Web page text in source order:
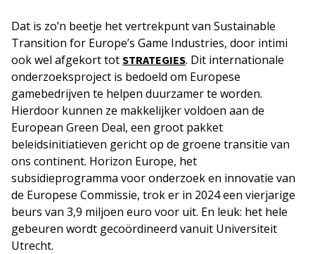
Dat is zo’n beetje het vertrekpunt van Sustainable
Transition for Europe’s Game Industries, door intimi
ook wel afgekort tot STRATEGIES. Dit internationale
onderzoeksproject is bedoeld om Europese
gamebedrijven te helpen duurzamer te worden.
Hierdoor kunnen ze makkelijker voldoen aan de
European Green Deal, een groot pakket
beleidsinitiatieven gericht op de groene transitie van
ons continent. Horizon Europe, het
subsidieprogramma voor onderzoek en innovatie van
de Europese Commissie, trok er in 2024 een vierjarige
beurs van 3,9 miljoen euro voor uit. En leuk: het hele
gebeuren wordt gecoördineerd vanuit Universiteit
Utrecht.